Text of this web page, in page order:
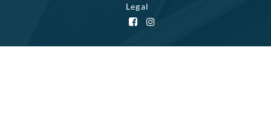
Legal